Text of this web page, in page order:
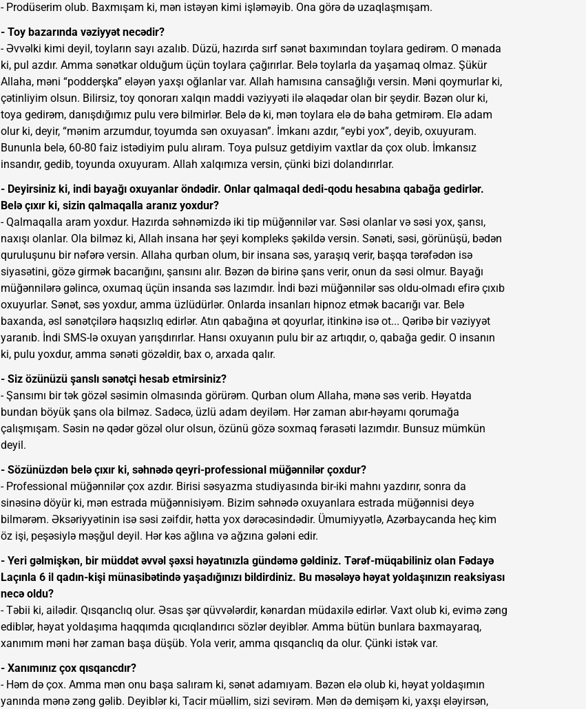
- Prodüserim olub. Baxmışam ki, mən istəyən kimi işləməyib. Ona görə də uzaqlaşmışam.
- Toy bazarında vəziyyət necədir?
- Əvvəlki kimi deyil, toyların sayı azalıb. Düzü, hazırda sırf sənət baxımından toylara gedirəm. O mənada
ki, pul azdır. Amma sənətkar olduğum üçün toylara çağırırlar. Belə toylarla da yaşamaq olmaz. Şükür
Allaha, məni “podderşka” eləyən yaxşı oğlanlar var. Allah hamısına cansağlığı versin. Məni qoymurlar ki,
çətinliyim olsun. Bilirsiz, toy qonorarı xalqın maddi vəziyyəti ilə əlaqədar olan bir şeydir. Bəzən olur ki,
toya gedirəm, danışdığımız pulu verə bilmirlər. Belə də ki, mən toylara elə də baha getmirəm. Elə adam
olur ki, deyir, “mənim arzumdur, toyumda sən oxuyasan”. İmkanı azdır, “eybi yox”, deyib, oxuyuram.
Bununla belə, 60-80 faiz istədiyim pulu alıram. Toya pulsuz getdiyim vaxtlar da çox olub. İmkansız
insandır, gedib, toyunda oxuyuram. Allah xalqımıza versin, çünki bizi dolandırırlar.
- Deyirsiniz ki, indi bayağı oxuyanlar öndədir. Onlar qalmaqal dedi-qodu hesabına qabağa gedirlər.
Belə çıxır ki, sizin qalmaqalla aranız yoxdur?
- Qalmaqalla aram yoxdur. Hazırda səhnəmizdə iki tip müğənnilər var. Səsi olanlar və səsi yox, şansı,
naxışı olanlar. Ola bilməz ki, Allah insana hər şeyi kompleks şəkildə versin. Sənəti, səsi, görünüşü, bədən
quruluşunu bir nəfərə versin. Allaha qurban olum, bir insana səs, yaraşıq verir, başqa tərəfədən isə
siyasətini, gözə girmək bacarığını, şansını alır. Bəzən də birinə şans verir, onun da səsi olmur. Bayağı
müğənnilərə gəlincə, oxumaq üçün insanda səs lazımdır. İndi bəzi müğənnilər səs oldu-olmadı efirə çıxıb
oxuyurlar. Sənət, səs yoxdur, amma üzlüdürlər. Onlarda insanları hipnoz etmək bacarığı var. Belə
baxanda, əsl sənətçilərə haqsızlıq edirlər. Atın qabağına ət qoyurlar, itinkinə isə ot... Qəribə bir vəziyyət
yaranıb. İndi SMS-lə oxuyan yarışdırırlar. Hansı oxuyanın pulu bir az artıqdır, o, qabağa gedir. O insanın
ki, pulu yoxdur, amma sənəti gözəldir, bax o, arxada qalır.
- Siz özünüzü şanslı sənətçi hesab etmirsiniz?
- Şansımı bir tək gözəl səsimin olmasında görürəm. Qurban olum Allaha, mənə səs verib. Həyatda
bundan böyük şans ola bilməz. Sadəcə, üzlü adam deyiləm. Hər zaman abır-həyamı qorumağa
çalışmışam. Səsin nə qədər gözəl olur olsun, özünü gözə soxmaq fərasəti lazımdır. Bunsuz mümkün
deyil.
- Sözünüzdən belə çıxır ki, səhnədə qeyri-professional müğənnilər çoxdur?
- Professional müğənnilər çox azdır. Birisi səsyazma studiyasında bir-iki mahnı yazdırır, sonra da
sinəsinə döyür ki, mən estrada müğənnisiyəm. Bizim səhnədə oxuyanlara estrada müğənnisi deyə
bilmərəm. Əksəriyyətinin isə səsi zəifdir, hətta yox dərəcəsindədir. Ümumiyyətlə, Azərbaycanda heç kim
öz işi, peşəsiylə məşğul deyil. Hər kəs ağlına və ağzına gələni edir.
- Yeri gəlmişkən, bir müddət əvvəl şəxsi həyatınızla gündəmə gəldiniz. Tərəf-müqabiliniz olan Fədayə
Laçınla 6 il qadın-kişi münasibətində yaşadığınızı bildirdiniz. Bu məsələyə həyat yoldaşınızın reaksiyası
necə oldu?
- Təbii ki, ailədir. Qısqanclıq olur. Əsas şər qüvvələrdir, kənardan müdaxilə edirlər. Vaxt olub ki, evimə zəng
ediblər, həyat yoldaşıma haqqımda qıcıqlandırıcı sözlər deyiblər. Amma bütün bunlara baxmayaraq,
xanımım məni hər zaman başa düşüb. Yola verir, amma qısqanclıq da olur. Çünki istək var.
- Xanımınız çox qısqancdır?
- Həm də çox. Amma mən onu başa salıram ki, sənət adamıyam. Bəzən elə olub ki, həyat yoldaşımın
yanında mənə zəng gəlib. Deyiblər ki, Tacir müəllim, sizi sevirəm. Mən də demişəm ki, yaxşı eləyirsən,